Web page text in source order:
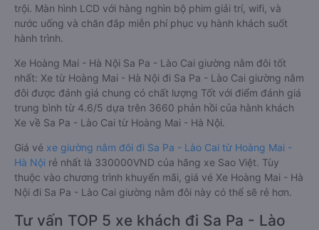
trội. Màn hình LCD với hàng nghìn bộ phim giải trí, wifi, và
nước uống và chăn đắp miễn phí phục vụ hành khách suốt
hành trình.
Xe Hoàng Mai - Hà Nội Sa Pa - Lào Cai giường nằm đôi tốt
nhất: Xe từ Hoàng Mai - Hà Nội đi Sa Pa - Lào Cai giường nằm
đôi được đánh giá chung có chất lượng Tốt với điểm đánh giá
trung bình từ 4.6/5 dựa trên 3660 phản hồi của hành khách
Xe về Sa Pa - Lào Cai từ Hoàng Mai - Hà Nội.
Giá vé xe giường nằm đôi đi Sa Pa - Lào Cai từ Hoàng Mai -
Hà Nội rẻ nhất là 330000VND của hãng xe Sao Việt. Tùy
thuộc vào chương trình khuyến mãi, giá vé Xe Hoàng Mai - Hà
Nội đi Sa Pa - Lào Cai giường nằm đôi này có thể sẽ rẻ hơn.
Tư vấn TOP 5 xe khách đi Sa Pa - Lào